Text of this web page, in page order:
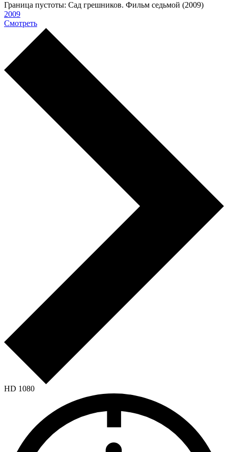
Граница пустоты: Сад грешников. Фильм седьмой (2009)
2009
Смотреть
HD 1080